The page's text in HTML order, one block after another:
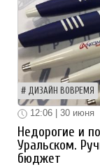
ДИЗАЙН ВОВРЕМЯ
12:06 | 30 июня
Недорогие и
Уральском.
бюджет